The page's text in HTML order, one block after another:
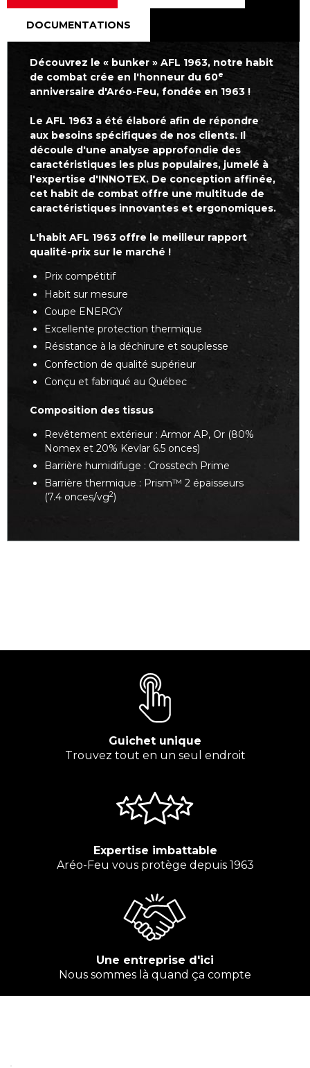
DOCUMENTATIONS
Découvrez le « bunker » AFL 1963, notre habit
de combat crée en l'honneur du 60e
anniversaire d'Aréo-Feu, fondée en 1963 !
Le AFL 1963 a été élaboré afin de répondre
aux besoins spécifiques de nos clients. Il
découle d'une analyse approfondie des
caractéristiques les plus populaires, jumelé à
l'expertise d'INNOTEX. De conception affinée,
cet habit de combat offre une multitude de
caractéristiques innovantes et ergonomiques.
L'habit AFL 1963 offre le meilleur rapport
qualité-prix sur le marché !
Prix compétitif
Habit sur mesure
Coupe ENERGY
Excellente protection thermique
Résistance à la déchirure et souplesse
Confection de qualité supérieur
Conçu et fabriqué au Québec
Composition des tissus
Revêtement extérieur : Armor AP, Or (80%
Nomex et 20% Kevlar 6.5 onces)
Barrière humidifuge : Crosstech Prime
Barrière thermique : Prism™ 2 épaisseurs
(7.4 onces/vg2)
Guichet unique
Trouvez tout en un seul endroit
Expertise imbattable
Aréo-Feu vous protège depuis 1963
Une entreprise d'ici
Nous sommes là quand ça compte